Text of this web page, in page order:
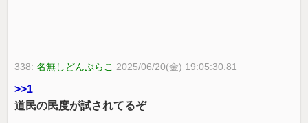
338:名無しどんぶらこ 2025/06/20(金) 19:05:30.81
>>1
道民の民度が試されてるぞ